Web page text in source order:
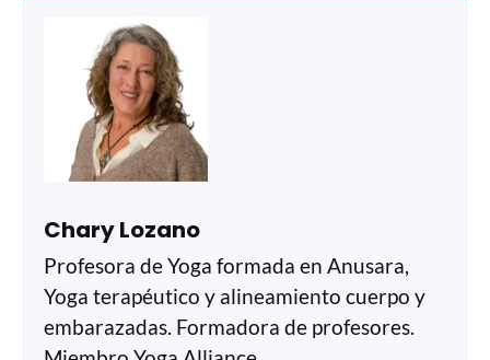
Chary Lozano
Profesora de Yoga formada en Anusara,
Yoga terapéutico y alineamiento cuerpo y
embarazadas. Formadora de profesores.